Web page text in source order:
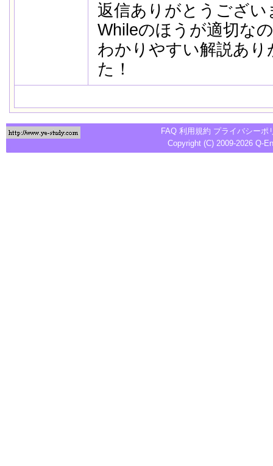
返信ありがとうござい
Whileのほうが適切な
わかりやすい解説あ
た！
FAQ 利用規約 プライバシーポ
Copyright (C) 2009-2026 Q-